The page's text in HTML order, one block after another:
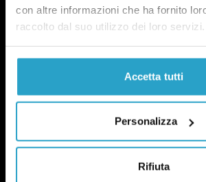
con altre informazioni che ha fornito
raccolto dal suo utilizzo dei loro servizi.
Accetta tutti
Personalizza
Rifiuta
manifesto
redazione
progetti